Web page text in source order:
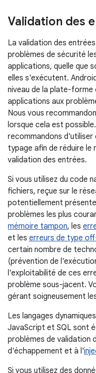
Validation des
La validation des
problèmes de sécurité
applications, quelle que
elles s'exécutent.
niveau de la plate-forme
applications aux
Nous vous
lorsque cela est
recommandons d'utiliser
typage afin de réduire le
validation des entrées.
Si vous utilisez du code
fichiers, reçue sur le
potentiellement
problèmes les plus
mémoire tampon, les
et les erreurs de type
certain nombre de
(prévention de
l'exploitabilité de ces
problème sous-jacent.
gérant soigneusement
Les langages
JavaScript et SQL sont
problèmes de validation
d'échappement et à l'
Si vous utilisez des